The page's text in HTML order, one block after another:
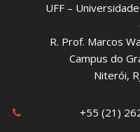
UFF –
R. Prof. Marcos
Campus do
Niterói,
+55 (21)